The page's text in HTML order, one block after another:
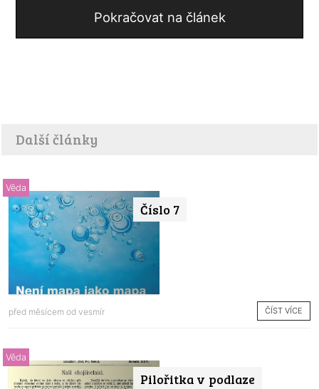
Pokračovat na článek
Další články
Číslo 7
Věda
před měsícem od vesmír ČÍST VÍCE
Pilořitka v podlaze
Věda